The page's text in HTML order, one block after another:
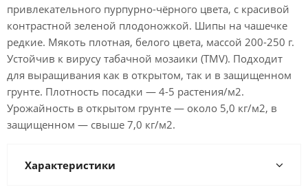
привлекательного пурпурно-чёрного цвета, с красивой
контрастной зеленой плодоножкой. Шипы на чашечке
редкие. Мякоть плотная, белого цвета, массой 200-250 г.
Устойчив к вирусу табачной мозаики (TMV). Подходит
для выращивания как в открытом, так и в защищенном
грунте. Плотность посадки — 4-5 растения/м2.
Урожайность в открытом грунте — около 5,0 кг/м2, в
защищенном — свыше 7,0 кг/м2.
Характеристики